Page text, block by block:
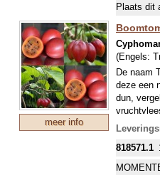
bloemen
zomer
de
kan korte
Plaats dit
meer info
(Engels:
De naam
deze een
dun,
smaak
eten, voor
chutney
818571.1